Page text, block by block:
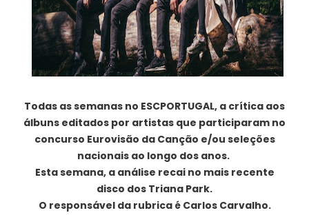
Todas as semanas no ESCPORTUGAL, a crítica aos
álbuns editados por artistas que participaram no
concurso Eurovisão da Canção e/ou seleções
nacionais ao longo dos anos.
Esta semana, a análise recai no mais recente
disco dos Triana Park.
O responsável da rubrica é Carlos Carvalho.